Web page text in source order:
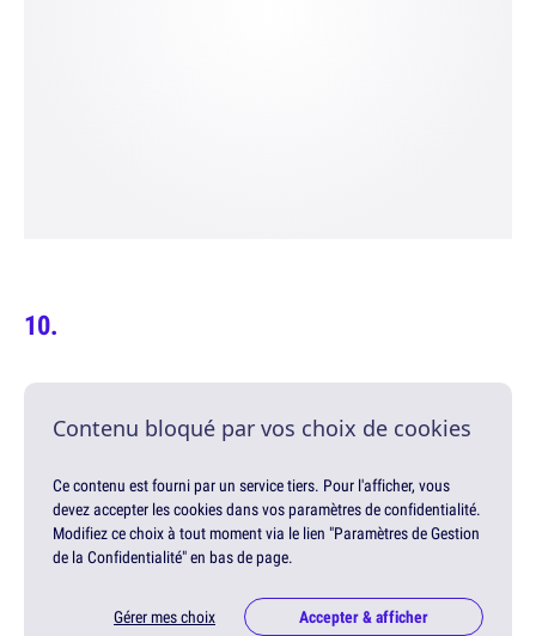
Contenu bloqué par vos choix de cookies
Ce contenu est fourni par un service tiers. Pour l'afficher, vous
devez accepter les cookies dans vos paramètres de confidentialité.
Modifiez ce choix à tout moment via le lien "Paramètres de Gestion
de la Confidentialité" en bas de page.
Gérer mes choix Accepter & afficher